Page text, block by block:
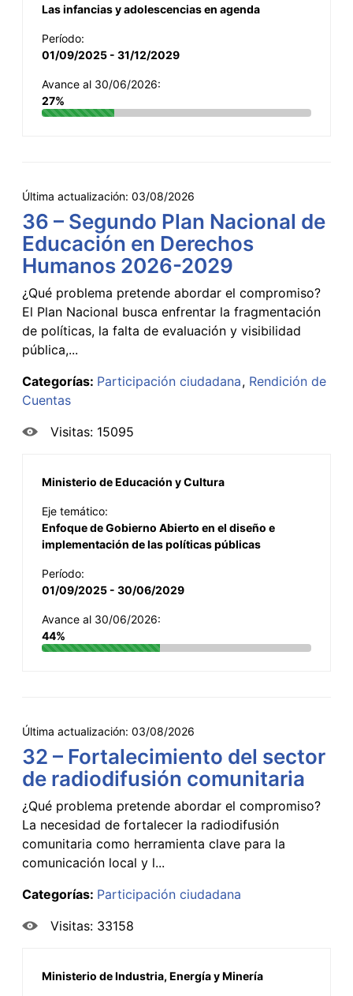
Las infancias y adolescencias en agenda
Período:
01/09/2025 - 31/12/2029
Avance al 30/06/2026:
27%
Última actualización: 03/08/2026
36 – Segundo Plan Nacional de
Educación en Derechos
Humanos 2026-2029
¿Qué problema pretende abordar el compromiso?
El Plan Nacional busca enfrentar la fragmentación
de políticas, la falta de evaluación y visibilidad
pública,...
Categorías: Participación ciudadana Rendición de
Cuentas
Visitas: 15095
Ministerio de Educación y Cultura
Eje temático:
Enfoque de Gobierno Abierto en el diseño e
implementación de las políticas públicas
Período:
01/09/2025 - 30/06/2029
Avance al 30/06/2026:
44%
Última actualización: 03/08/2026
32 – Fortalecimiento del sector
de radiodifusión comunitaria
¿Qué problema pretende abordar el compromiso?
La necesidad de fortalecer la radiodifusión
comunitaria como herramienta clave para la
comunicación local y l...
Categorías: Participación ciudadana
Visitas: 33158
Ministerio de Industria, Energía y Minería